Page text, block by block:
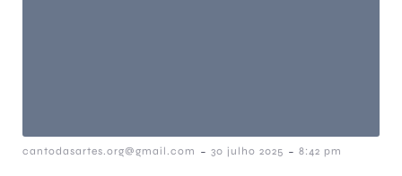
cantodasartes.org@gmail.com - 30 julho 2025 - 8:42 pm